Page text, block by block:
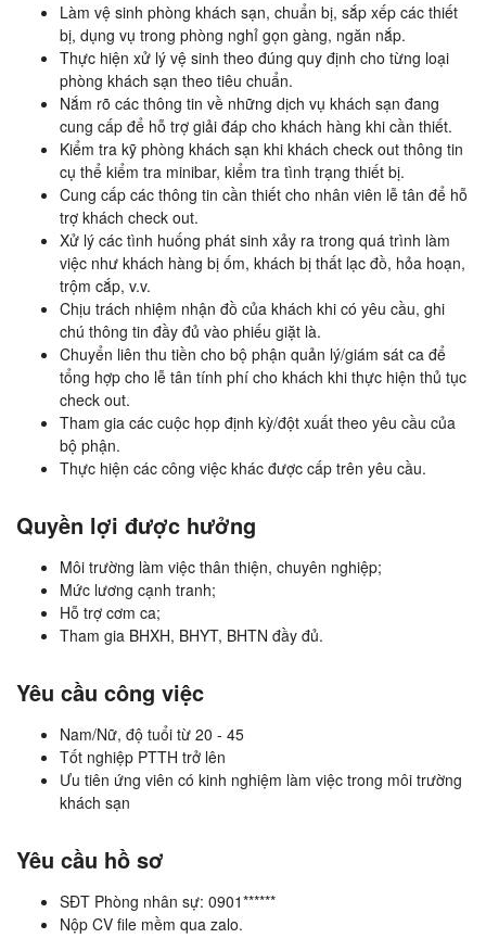
Làm vệ sinh phòng khách sạn, chuẩn bị, sắp xếp các thiết
bị, dụng vụ trong phòng nghỉ gọn gàng, ngăn nắp.
Thực hiện xử lý vệ sinh theo đúng quy định cho từng loại
phòng khách sạn theo tiêu chuẩn.
Nắm rõ các thông tin về những dịch vụ khách sạn đang
cung cấp để hỗ trợ giải đáp cho khách hàng khi cần thiết.
Kiểm tra kỹ phòng khách sạn khi khách check out thông tin
cụ thể kiểm tra minibar, kiểm tra tình trạng thiết bị.
Cung cấp các thông tin cần thiết cho nhân viên lễ tân để hỗ
trợ khách check out.
Xử lý các tình huống phát sinh xảy ra trong quá trình làm
việc như khách hàng bị ốm, khách bị thất lạc đồ, hỏa hoạn,
trộm cắp, v.v.
Chịu trách nhiệm nhận đồ của khách khi có yêu cầu, ghi
chú thông tin đầy đủ vào phiếu giặt là.
Chuyển liên thu tiền cho bộ phận quản lý/giám sát ca để
tổng hợp cho lễ tân tính phí cho khách khi thực hiện thủ tục
check out.
Tham gia các cuộc họp định kỳ/đột xuất theo yêu cầu của
bộ phận.
Thực hiện các công việc khác được cấp trên yêu cầu.
Quyền lợi được hưởng
Môi trường làm việc thân thiện, chuyên nghiệp;
Mức lương cạnh tranh;
Hỗ trợ cơm ca;
Tham gia BHXH, BHYT, BHTN đầy đủ.
Yêu cầu công việc
Nam/Nữ, độ tuổi từ 20 - 45
Tốt nghiệp PTTH trở lên
Ưu tiên ứng viên có kinh nghiệm làm việc trong môi trường
khách sạn
Yêu cầu hồ sơ
SĐT Phòng nhân sự: 0901******
Nộp CV file mềm qua zalo.